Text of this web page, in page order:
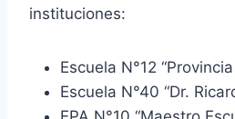
instituciones:
Escuela N°12
Escuela N°40 “Dr.